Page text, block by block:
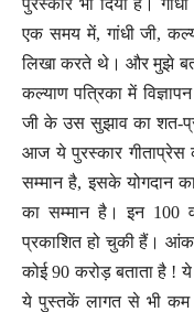
एक समय में, गांधी जी,
लिखा करते थे। और मुझे
कल्याण पत्रिका में
जी के उस सुझाव का शत-
आज ये पुरस्कार
सम्मान है, इसके योगदान
का सम्मान है। इन 100
प्रकाशित हो चुकी हैं।
कोई 90 करोड़ बताता है !
ये पुस्तकें लागत से भी कम